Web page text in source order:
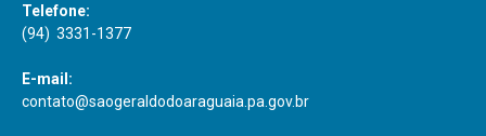
Telefone:
(94) 3331-1377
E-mail:
contato@saogeraldodoaraguaia.pa.gov.br